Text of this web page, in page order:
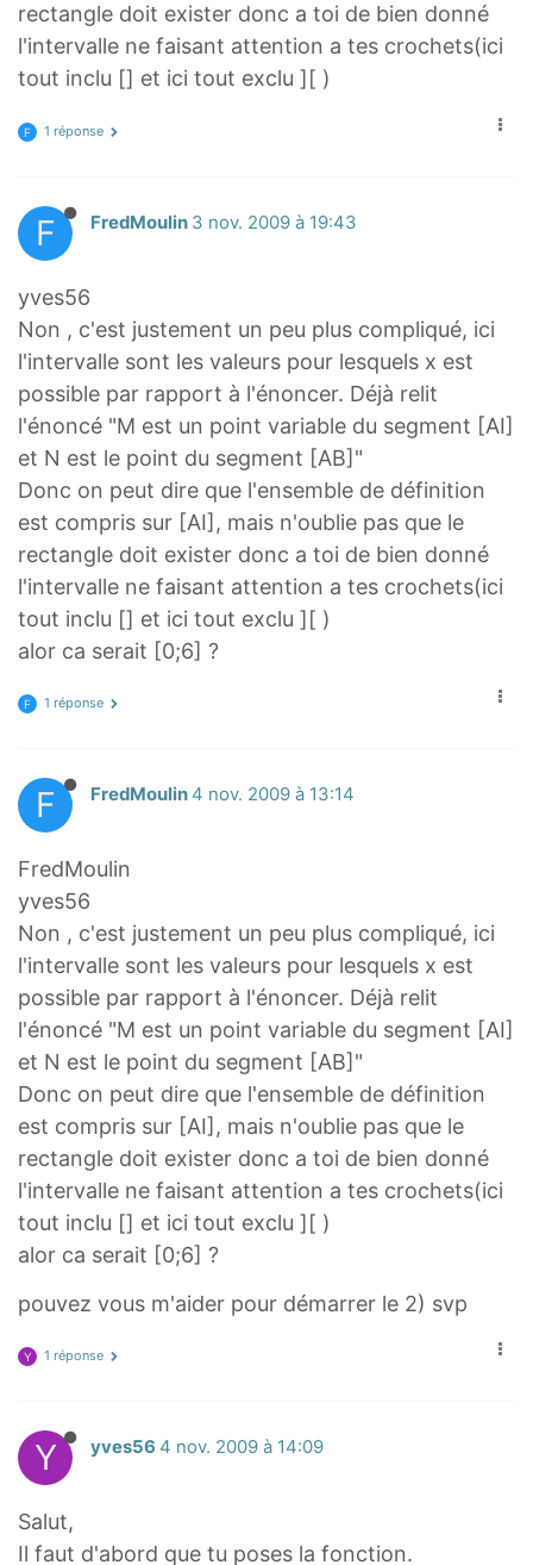
rectangle doit exister donc a toi de bien donné
l'intervalle ne faisant attention a tes crochets(ici
tout inclu [] et ici tout exclu ][ )
F 1 réponse
F FredMoulin 3 nov. 2009 à 19:43
yves56
Non , c'est justement un peu plus compliqué, ici
l'intervalle sont les valeurs pour lesquels x est
possible par rapport à l'énoncer. Déjà relit
l'énoncé "M est un point variable du segment [AI]
et N est le point du segment [AB]"
Donc on peut dire que l'ensemble de définition
est compris sur [AI], mais n'oublie pas que le
rectangle doit exister donc a toi de bien donné
l'intervalle ne faisant attention a tes crochets(ici
tout inclu [] et ici tout exclu ][ )
alor ca serait [0;6] ?
F 1 réponse
F FredMoulin 4 nov. 2009 à 13:14
FredMoulin
yves56
Non , c'est justement un peu plus compliqué, ici
l'intervalle sont les valeurs pour lesquels x est
possible par rapport à l'énoncer. Déjà relit
l'énoncé "M est un point variable du segment [AI]
et N est le point du segment [AB]"
Donc on peut dire que l'ensemble de définition
est compris sur [AI], mais n'oublie pas que le
rectangle doit exister donc a toi de bien donné
l'intervalle ne faisant attention a tes crochets(ici
tout inclu [] et ici tout exclu ][ )
alor ca serait [0;6] ?
pouvez vous m'aider pour démarrer le 2) svp
Y 1 réponse
Y yves56 4 nov. 2009 à 14:09
Salut,
Il faut d'abord que tu poses la fonction.